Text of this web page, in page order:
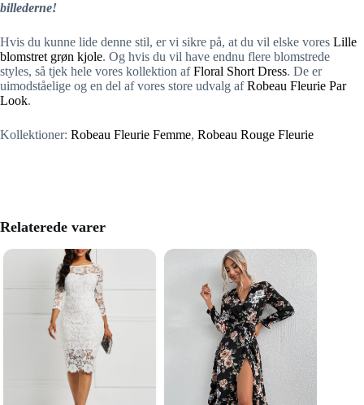
billederne!
Hvis du kunne lide denne stil, er vi sikre på, at du vil elske vores Lille
blomstret grøn kjole. Og hvis du vil have endnu flere blomstrede
styles, så tjek hele vores kollektion afFloral Short Dress. De er
uimodståelige og en del af vores store udvalg afRobeau Fleurie Par
Look.
Kollektioner: Robeau Fleurie Femme, Robeau Rouge Fleurie
Relaterede varer